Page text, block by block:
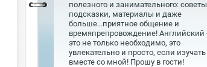
полезного и занимательного:
подсказки, материалы и даже
больше...приятное общение и
времяпрепровождение! Английский
это не только необходимо, это
увлекательно и просто, если изучать
вместе со мной! Прошу в гости!